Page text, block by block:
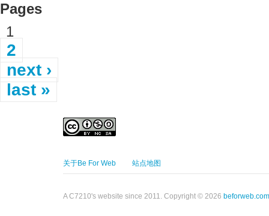
Pages
1
2
next ›
last »
关于Be For Web 站点地图
A C7210's website since 2011. Copyright © 2026 beforweb.com